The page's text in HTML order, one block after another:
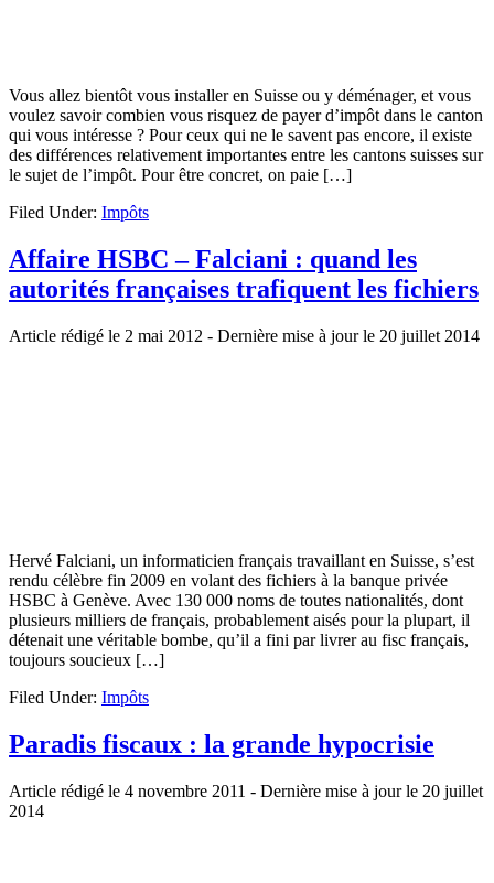
Vous allez bientôt vous installer en Suisse ou y déménager, et vous
voulez savoir combien vous risquez de payer d’impôt dans le canton
qui vous intéresse ? Pour ceux qui ne le savent pas encore, il existe
des différences relativement importantes entre les cantons suisses sur
le sujet de l’impôt. Pour être concret, on paie […]
Filed Under: Impôts
Affaire HSBC – Falciani : quand les
autorités françaises trafiquent les fichiers
Article rédigé le 2 mai 2012 - Dernière mise à jour le 20 juillet 2014
Hervé Falciani, un informaticien français travaillant en Suisse, s’est
rendu célèbre fin 2009 en volant des fichiers à la banque privée
HSBC à Genève. Avec 130 000 noms de toutes nationalités, dont
plusieurs milliers de français, probablement aisés pour la plupart, il
détenait une véritable bombe, qu’il a fini par livrer au fisc français,
toujours soucieux […]
Filed Under: Impôts
Paradis fiscaux : la grande hypocrisie
Article rédigé le 4 novembre 2011 - Dernière mise à jour le 20 juillet
2014